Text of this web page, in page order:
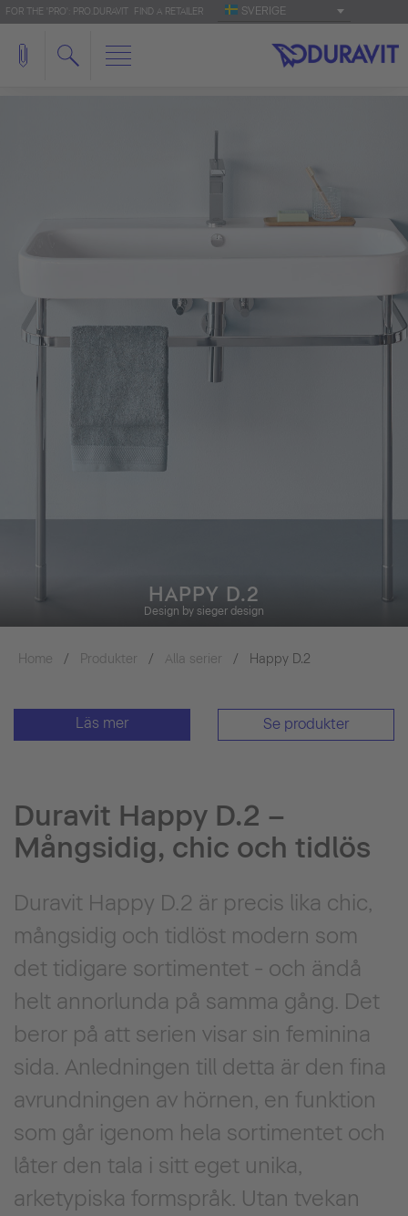
FOR THE 'PRO': PRO.DURAVIT FIND A RETAILER SVERIGE
HAPPY D.2
Design by sieger design
Home Produkter Alla serier Happy D.2
Läs mer Se produkter
Duravit Happy D.2 –
Mångsidig, chic och tidlös
Duravit Happy D.2 är precis lika chic,
mångsidig och tidlöst modern som
det tidigare sortimentet - och ändå
helt annorlunda på samma gång. Det
beror på att serien visar sin feminina
sida. Anledningen till detta är den fina
avrundningen av hörnen, en funktion
som går igenom hela sortimentet och
låter den tala i sitt eget unika,
arketypiska formspråk. Utan tvekan